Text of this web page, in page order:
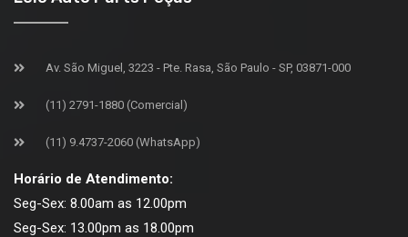
Av. São Miguel, 3223 - Pte. Rasa, São Paulo - SP, 03871-000
(11) 2791-1880 (Comercial)
(11) 9.4737-2060 (WhatsApp)
Horário de Atendimento:
Seg-Sex: 8.00am as 12.00pm
Seg-Sex: 13.00pm as 18.00pm